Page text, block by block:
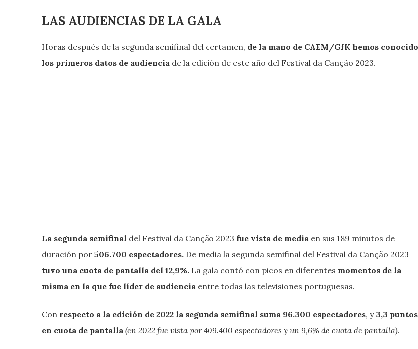
LAS AUDIENCIAS DE LA GALA
Horas después de la segunda semifinal del certamen, de la mano de CAEM/GfK hemos conocido
los primeros datos de audiencia de la edición de este año del Festival da Canção 2023.
La segunda semifinal del Festival da Canção 2023 fue vista de media en sus 189 minutos de
duración por 506.700 espectadores. De media la segunda semifinal del Festival da Canção 2023
tuvo una cuota de pantalla del 12,9%. La gala contó con picos en diferentes momentos de la
misma en la que fue líder de audiencia entre todas las televisiones portuguesas.
Con respecto a la edición de 2022 la segunda semifinal suma 96.300 espectadores, y3,3 puntos
en cuota de pantalla (en 2022 fue vista por 409.400 espectadores y un 9,6% de cuota de pantalla).